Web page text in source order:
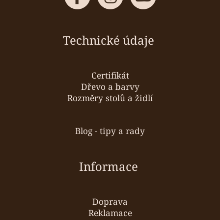
Technické údaje
Certifikát
Dřevo a barvy
Rozměry stolů a židlí
Blog - tipy a rady
Informace
Doprava
Reklamace